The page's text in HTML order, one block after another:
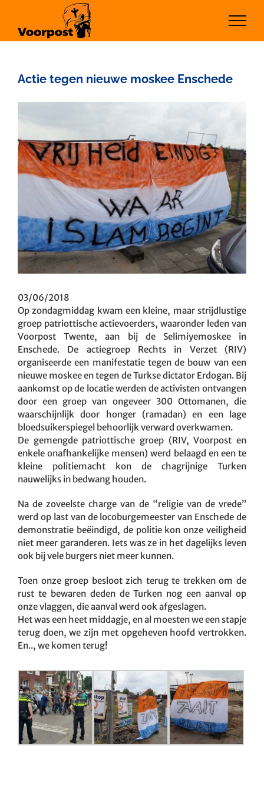
inhoud
Actie tegen nieuwe moskee Enschede
grotere
03/06/2018
Op zondagmiddag kwam een kleine, maar strijdlustige
groep patriottische actievoerders, waaronder leden van
Voorpost Twente, aan bij de Selimiyemoskee in
Enschede. De actiegroep Rechts in Verzet (RIV)
organiseerde een manifestatie tegen de bouw van een
nieuwe moskee en tegen de Turkse dictator Erdogan. Bij
aankomst op de locatie werden de activisten ontvangen
door een groep van ongeveer 300 Ottomanen, die
waarschijnlijk door honger (ramadan) en een lage
bloedsuikerspiegel behoorlijk verward overkwamen.
De gemengde patriottische groep (RIV, Voorpost en
enkele onafhankelijke mensen) werd belaagd en een te
kleine politiemacht kon de chagrijnige Turken
nauwelijks in bedwang houden.
Na de zoveelste charge van de “religie van de vrede”
werd op last van de locoburgemeester van Enschede de
demonstratie beëindigd, de politie kon onze veiligheid
niet meer garanderen. Iets was ze in het dagelijks leven
ook bij vele burgers niet meer kunnen.
Toen onze groep besloot zich terug te trekken om de
rust te bewaren deden de Turken nog een aanval op
onze vlaggen, die aanval werd ook afgeslagen.
Het was een heet middagje, en al moesten we een stapje
terug doen, we zijn met opgeheven hoofd vertrokken.
En.., we komen terug!